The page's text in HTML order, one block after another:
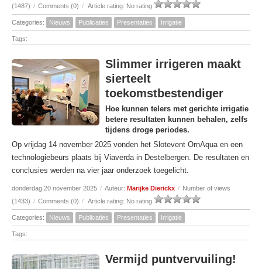
(1487) / Comments (0) / Article rating: No rating
Categories: Nieuws Publicaties Presentaties Irrigatie
Tags:
Slimmer irrigeren maakt
sierteelt
toekomstbestendiger
Hoe kunnen telers met gerichte irrigatie
betere resultaten kunnen behalen, zelfs
tijdens droge periodes.
Op vrijdag 14 november 2025 vonden het Slotevent OrnAqua en een
technologiebeurs plaats bij Viaverda in Destelbergen. De resultaten en
conclusies werden na vier jaar onderzoek toegelicht.
donderdag 20 november 2025 / Auteur: Marijke Dierickx / Number of views
(1433) / Comments (0) / Article rating: No rating
Categories: Nieuws Publicaties Presentaties Irrigatie
Tags:
Vermijd puntvervuiling!